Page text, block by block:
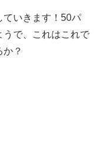
ていきます！50パ
うで、これはこれで
？